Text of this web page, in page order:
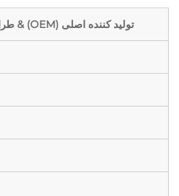
تولید کننده اصلی (OEM) & طراحی و تولید سفارشی (ODM)